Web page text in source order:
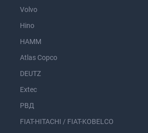
Volvo
Hino
HAMM
Atlas Copco
DEUTZ
Extec
РВД
FIAT-HITACHI / FIAT-KOBELCO